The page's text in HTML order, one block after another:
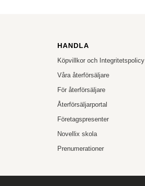
HANDLA
Köpvillkor och Integritetspolicy
Våra återförsäljare
För återförsäljare
Återförsäljarportal
Företagspresenter
Novellix skola
Prenumerationer